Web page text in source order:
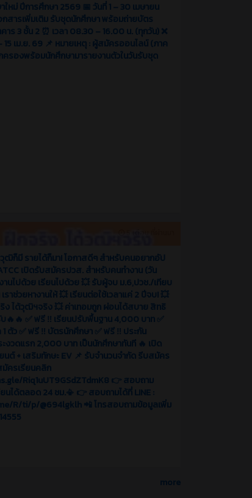
ใหม่ ปีการศึกษา 2569 📅 วันที่ 1 – 30 เมษายน
สารเพิ่มเติม รับชุดนักศึกษา พร้อมถ่ายบัตร
าร 3 ชั้น 2 ⏰ เวลา 08.30 – 16.00 น. (ทุกวัน) ❌
15 เม.ย. 69 📌 หมายเหตุ : ผู้สมัครออนไลน์ (ภาค
ครองพร้อมนักศึกษามารายงานตัวในวันรับชุด
ฒิก็มี รายได้ก็มา! โอกาสดีๆ สำหรับคนอยากอัป
เปิดรับสมัครปวส. สำหรับคนทำงาน (วัน
านไปด้วย เรียนไปด้วย 💥 รับผู้จบ ม.6,ปวช./เทียบ
เราช่วยหางานให้ 💥 เรียนต่อใช้เวลาแค่ 2 ปีจบ! 💥
ง ได้วุฒิฯจริง 💥 ค่าเทอมถูก ผ่อนได้สบาย สิทธิ
🔥🔥 ✅ ฟรี ‼️ เรียนปรับพื้นฐาน 4,000 บาท ✅
1 ตัว ✅ ฟรี ‼️ บัตรนักศึกษา ✅ ฟรี ‼️ ประกัน
ะงวดแรก 2,000 บาท เป็นนักศึกษาทันที 🔥 เปิด
นต์ + เสริมทักษะ EV 📌 รับจำนวนจำกัด รีบสมัคร
ครเรียนคลิก
Riq1uUT9GSdZTdmK8 👉 สอบถาม
นได้ตลอด 24 ชม.📳 👉 สอบถามได้ที่ LINE :
R/ti/p/@694lgklh 📲 โทรสอบถามข้อมูลเพิ่ม
more